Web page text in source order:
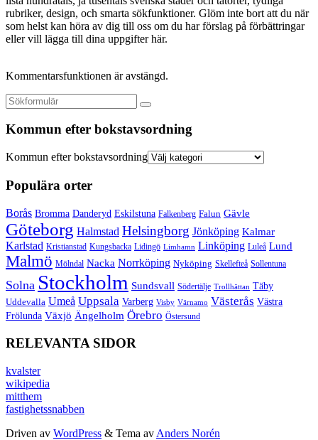
rubriker, design, och smarta sökfunktioner. Glöm inte bort att du när
som helst kan höra av dig till oss om du har förslag på förbättringar
eller vill lägga till dina uppgifter här.
Kommentarsfunktionen är avstängd.
Kommun efter bokstavsordning
Kommun efter bokstavsordning
Populära orter
Borås Bromma Danderyd Eskilstuna Falkenberg Falun Gävle
Göteborg Halmstad Helsingborg Jönköping Kalmar
Karlstad Kristianstad Kungsbacka Lidingö Limhamn Linköping Luleå Lund
Malmö Mölndal Nacka Norrköping Nyköping Skellefteå Sollentuna
Solna Stockholm Sundsvall Södertälje Trollhättan Täby
Uddevalla Umeå Uppsala Varberg Visby Värnamo Västerås Västra
Frölunda Växjö Ängelholm Örebro Östersund
RELEVANTA SIDOR
kvalster
wikipedia
mitthem
fastighetssnabben
Driven av WordPress & Tema av Anders Norén